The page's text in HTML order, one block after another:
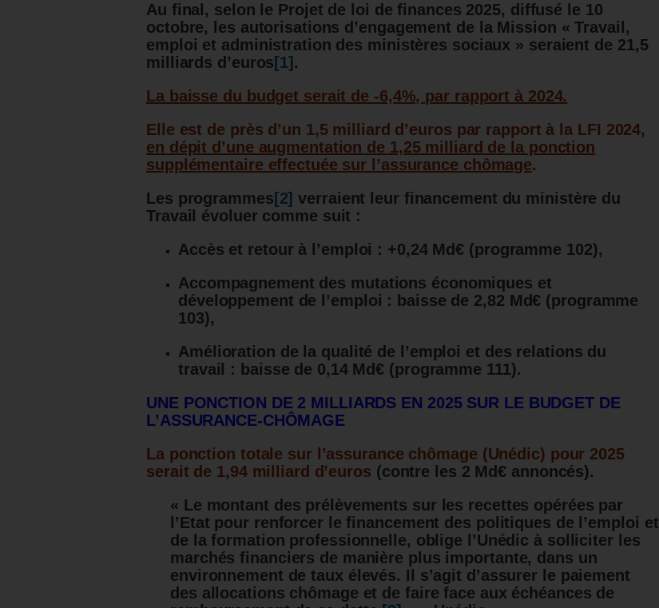
Au final, selon le Projet de loi de finances 2025, diffusé le 10
octobre, les autorisations d’engagement de la Mission « Travail,
emploi et administration des ministères sociaux » seraient de 21,5
milliards d’euros [1] .
La baisse du budget serait de -6,4%, par rapport à 2024.
Elle est de près d’un 1,5 milliard d’euros par rapport à la LFI 2024,
en dépit d’une augmentation de 1,25 milliard de la ponction
supplémentaire effectuée sur l’assurance chômage.
Les programmes [2] verraient leur financement du ministère du
Travail évoluer comme suit :
Accès et retour à l’emploi : +0,24 Md€ (programme 102),
Accompagnement des mutations économiques et
développement de l’emploi : baisse de 2,82 Md€ (programme
103),
Amélioration de la qualité de l’emploi et des relations du
travail : baisse de 0,14 Md€ (programme 111).
UNE PONCTION DE 2 MILLIARDS EN 2025 SUR LE BUDGET DE
L’ASSURANCE-CHÔMAGE
La ponction totale sur l’assurance chômage (Unédic) pour 2025
serait de 1,94 milliard d’euros (contre les 2 Md€ annoncés).
« Le montant des prélèvements sur les recettes opérées par
l’Etat pour renforcer le financement des politiques de l’emploi et
de la formation professionnelle, oblige l’Unédic à solliciter les
marchés financiers de manière plus importante, dans un
environnement de taux élevés. Il s’agit d’assurer le paiement
des allocations chômage et de faire face aux échéances de